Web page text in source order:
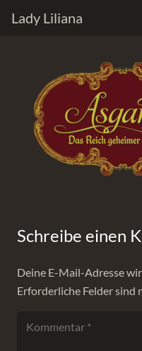
Lady Liliana
Schreibe einen
Deine E-Mail-Adresse
Erforderliche Felder sind